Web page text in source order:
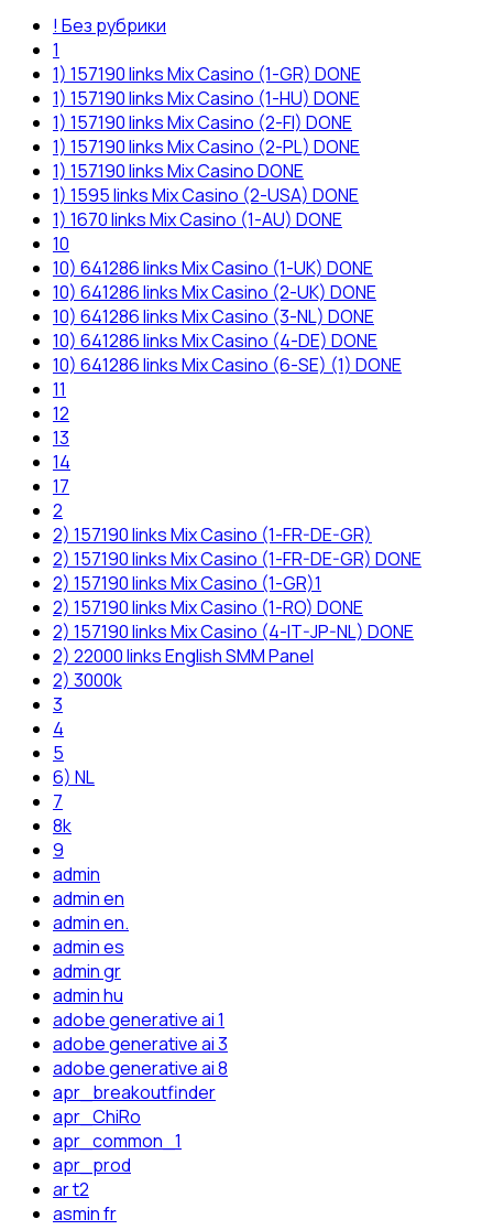
! Без рубрики
1
1) 157190 links Mix Casino (1-GR) DONE
1) 157190 links Mix Casino (1-HU) DONE
1) 157190 links Mix Casino (2-FI) DONE
1) 157190 links Mix Casino (2-PL) DONE
1) 157190 links Mix Casino DONE
1) 1595 links Mix Casino (2-USA) DONE
1) 1670 links Mix Casino (1-AU) DONE
10
10) 641286 links Mix Casino (1-UK) DONE
10) 641286 links Mix Casino (2-UK) DONE
10) 641286 links Mix Casino (3-NL) DONE
10) 641286 links Mix Casino (4-DE) DONE
10) 641286 links Mix Casino (6-SE) (1) DONE
11
12
13
14
17
2
2) 157190 links Mix Casino (1-FR-DE-GR)
2) 157190 links Mix Casino (1-FR-DE-GR) DONE
2) 157190 links Mix Casino (1-GR)1
2) 157190 links Mix Casino (1-RO) DONE
2) 157190 links Mix Casino (4-IT-JP-NL) DONE
2) 22000 links English SMM Panel
2) 3000k
3
4
5
6) NL
7
8k
9
admin
admin en
admin en.
admin es
admin gr
admin hu
adobe generative ai 1
adobe generative ai 3
adobe generative ai 8
apr_breakoutfinder
apr_ChiRo
apr_common_1
apr_prod
ar t2
asmin fr